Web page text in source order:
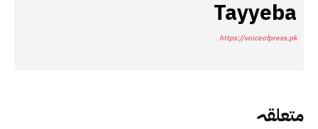
متعلقہ
Tayyeba
https://voiceofpress.pk